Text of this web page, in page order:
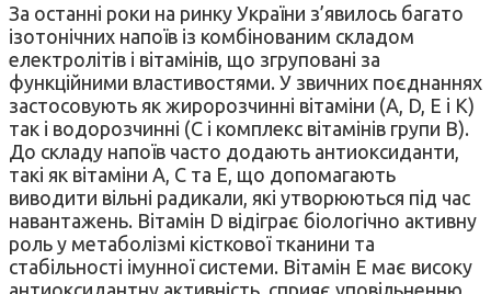
За останні роки на ринку України з’явилось багато
ізотонічних напоїв із комбінованим складом
електролітів і вітамінів, що згруповані за
функційними властивостями. У звичних поєднаннях
застосовують як жиророзчинні вітаміни (A, D, E і K)
так і водорозчинні (С і комплекс вітамінів групи B).
До складу напоїв часто додають антиоксиданти,
такі як вітаміни А, С та Е, що допомагають
виводити вільні радикали, які утворюються під час
навантажень. Вітамін D відіграє біологічно активну
роль у метаболізмі кісткової тканини та
стабільності імунної системи. Вітамін Е має високу
антиоксидантну активність, сприяє уповільненню